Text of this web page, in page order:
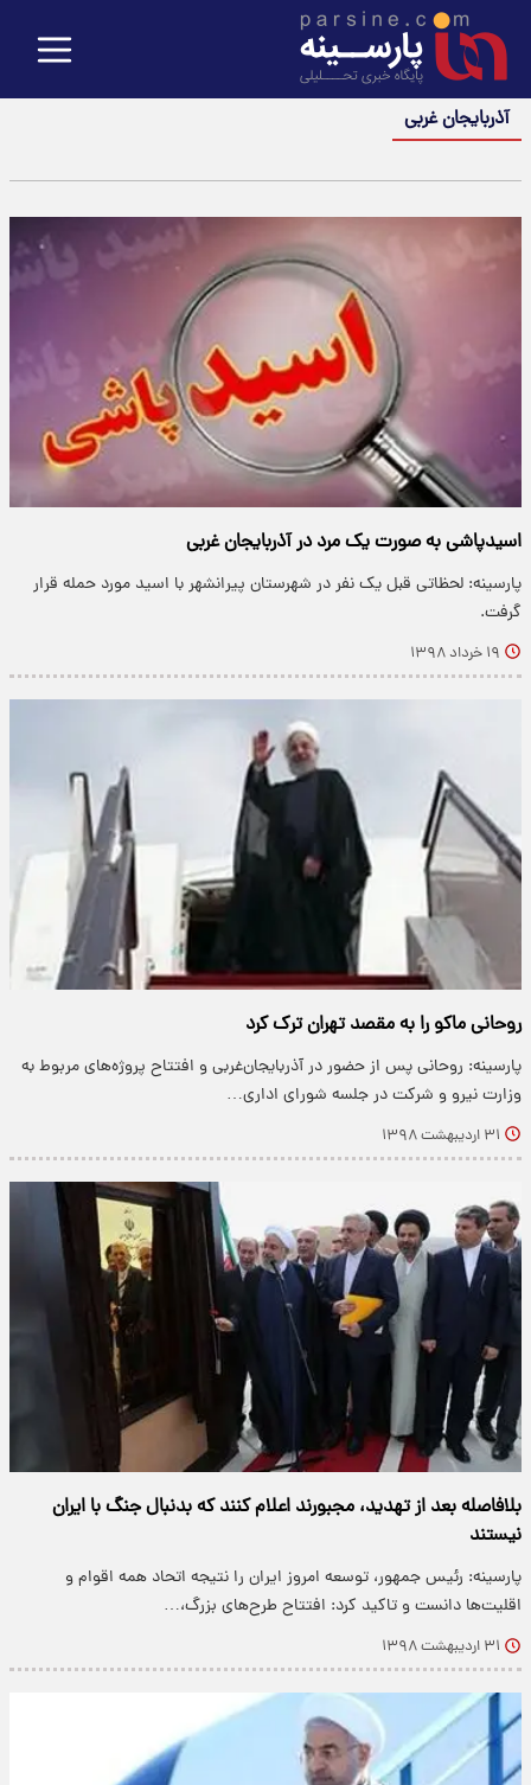
آذربایجان غربی
اسیدپاشی به صورت یک مرد در آذربایجان غربی
پارسینه: لحظاتی قبل یک نفر در شهرستان پیرانشهر با اسید مورد حمله قرار
گرفت.
۱۹ خرداد ۱۳۹۸
روحانی ماکو را به مقصد تهران ترک کرد
پارسینه: روحانی پس از حضور در آذربایجان‌غربی و افتتاح پروژه‌های مربوط به
وزارت نیرو و شرکت در جلسه شورای اداری…
۳۱ اردیبهشت ۱۳۹۸
بلافاصله بعد از تهدید، مجبورند اعلام کنند که بدنبال جنگ با ایران
نیستند
پارسینه: رئیس جمهور، توسعه امروز ایران را نتیجه اتحاد همه اقوام و
اقلیت‌ها دانست و تاکید کرد: افتتاح طرح‌های بزرگ،…
۳۱ اردیبهشت ۱۳۹۸